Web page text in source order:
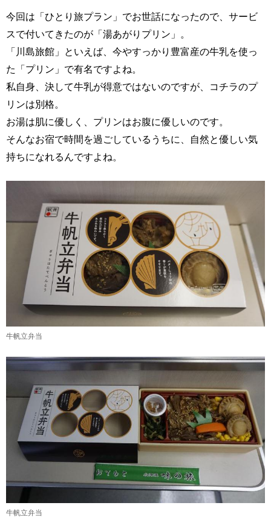
今回は「ひとり旅プラン」でお世話になったので、サービ
スで付いてきたのが「湯あがりプリン」。
「川島旅館」といえば、今やすっかり豊富産の牛乳を使っ
た「プリン」で有名ですよね。
私自身、決して牛乳が得意ではないのですが、コチラのプ
リンは別格。
お湯は肌に優しく、プリンはお腹に優しいのです。
そんなお宿で時間を過ごしているうちに、自然と優しい気
持ちになれるんですよね。
牛帆立弁当
牛帆立弁当